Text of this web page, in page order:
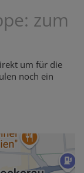
zum
um für die
noch ein